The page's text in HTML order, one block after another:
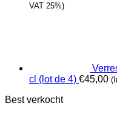
VAT 25%)
cl (lot de 4) €45,00
Best verkocht